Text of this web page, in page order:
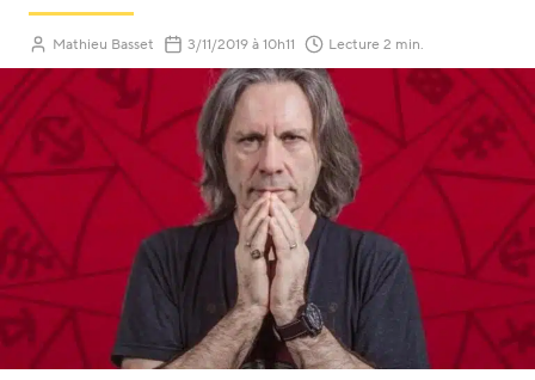
Mathieu Basset 3/11/2019(Mis à jour le )
à 10h11 Lecture 2 min.